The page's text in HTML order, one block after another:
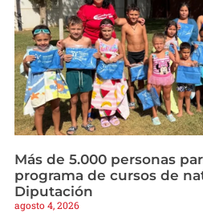
Más de 5.000 personas
programa de cursos de
Diputación
agosto 4, 2026